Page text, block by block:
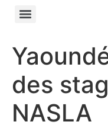
des
NASLA